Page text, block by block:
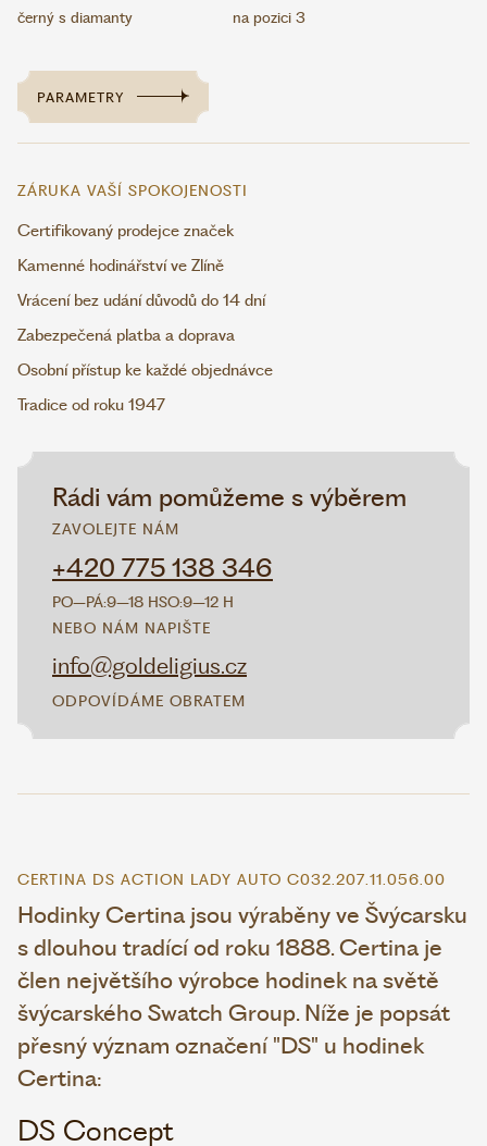
Rádi vám pomůžeme s výběrem
ZAVOLEJTE NÁM
+420 775 138 346
PO–PÁ:9–18 HSO:9–12 H
NEBO NÁM NAPIŠTE
info@goldeligius.cz
ODPOVÍDÁME OBRATEM
černý s diamanty na pozici 3
PARAMETRY
ZÁRUKA VAŠÍ SPOKOJENOSTI
Certifikovaný prodejce značek
Kamenné hodinářství ve Zlíně
Vrácení bez udání důvodů do 14 dní
Zabezpečená platba a doprava
Osobní přístup ke každé objednávce
Tradice od roku 1947
CERTINA DS ACTION LADY AUTO C032.207.11.056.00
Hodinky Certina jsou výraběny ve Švýcarsku
s dlouhou tradící od roku 1888. Certina je
člen největšího výrobce hodinek na světě
švýcarského Swatch Group. Níže je popsát
přesný význam označení "DS" u hodinek
Certina:
DS Concept